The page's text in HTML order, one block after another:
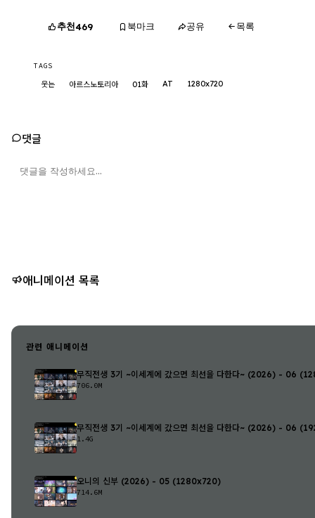
추천469 북마크 공유 목록
TAGS
웃는 아르스노토리아 01화 AT 1280x720
댓글
애니메이션 목록
관련 애니메이션
무직전생 3기 ~이세계에 갔으면 최선을 다한다~ (2026) - 06
706.0M
무직전생 3기 ~이세계에 갔으면 최선을 다한다~ (2026) - 06
1.4G
오니의 신부 (2026) - 05 (1280x720)
714.6M